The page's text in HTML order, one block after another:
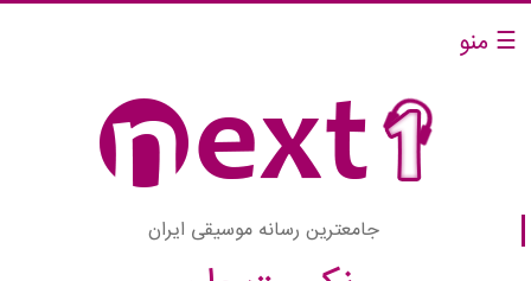
☰ منو
جامعترین رسانه موسیقی ایران